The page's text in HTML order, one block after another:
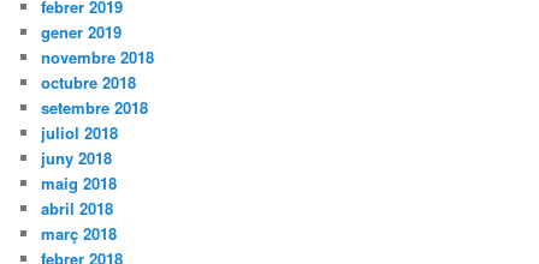
febrer 2019
gener 2019
novembre 2018
octubre 2018
setembre 2018
juliol 2018
juny 2018
maig 2018
abril 2018
març 2018
febrer 2018